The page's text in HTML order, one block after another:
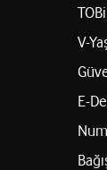
TOBi
V-
E-